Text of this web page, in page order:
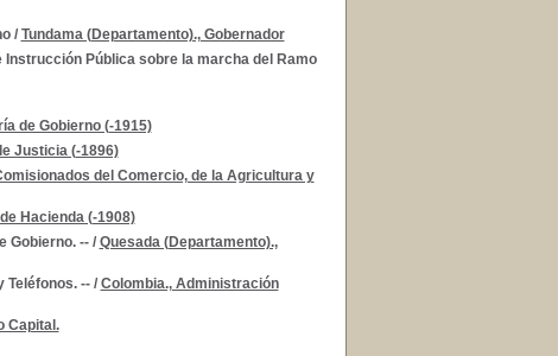
/ Tundama (Departamento)., Gobernador
Pública sobre la marcha del Ramo
de Gobierno (-1915)
Justicia (-1896)
del Comercio, de la Agricultura y
Hacienda (-1908)
Gobierno. --/ Quesada (Departamento).,
Teléfonos. --/ Colombia., Administración
Capital.